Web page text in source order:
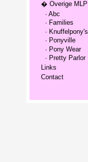
� Overige MLP
· Abc
· Families
· Knuffelpony's
· Ponyville
· Pony Wear
· Pretty Parlor
Links
Contact